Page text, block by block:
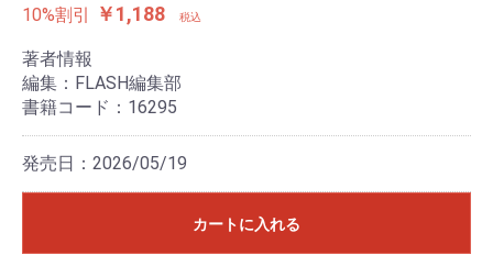
10%割引 ￥1,188 税込
著者情報
編集：FLASH編集部
書籍コード：16295
発売日：2026/05/19
カートに入れる